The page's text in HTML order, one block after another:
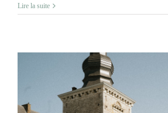
Lire la suite